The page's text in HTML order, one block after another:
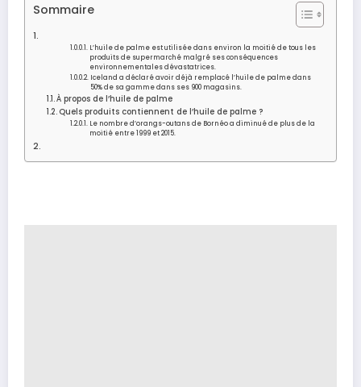
Sommaire
L’huile de palme est utilisée dans environ la moitié de tous les
produits de supermarché malgré ses conséquences
environnementales dévastatrices.
Iceland a déclaré avoir déjà remplacé l’huile de palme dans
50% de sa gamme dans ses 900 magasins.
À propos de l’huile de palme
Quels produits contiennent de l’huile de palme ?
Le nombre d’orangs-outans de Bornéo a diminué de plus de la
moitié entre 1999 et 2015.